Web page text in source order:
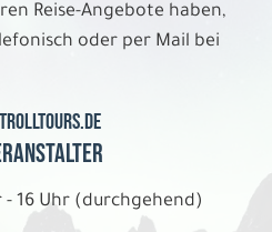
Reise-Angebote haben,
oder per Mail bei
- 16 Uhr (durchgehend)